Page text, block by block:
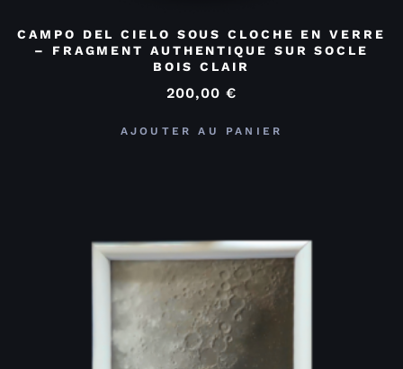
CAMPO DEL CIELO SOUS CLOCHE EN VERRE
– FRAGMENT AUTHENTIQUE SUR SOCLE
BOIS CLAIR
200,00 €
AJOUTER AU PANIER